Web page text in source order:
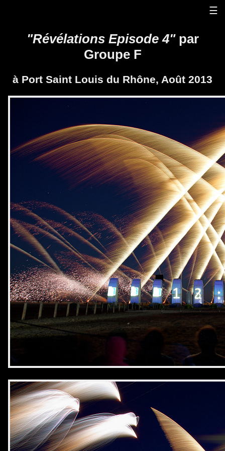
☰
"Révélations Episode 4"par
Groupe F
à Port Saint Louis du Rhône, Août 2013